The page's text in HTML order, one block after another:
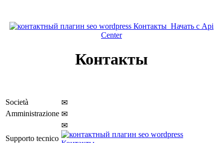
Начать с Api
Center
Контакты
Società
✉
Amministrazione ✉
Supporto tecnico
✉